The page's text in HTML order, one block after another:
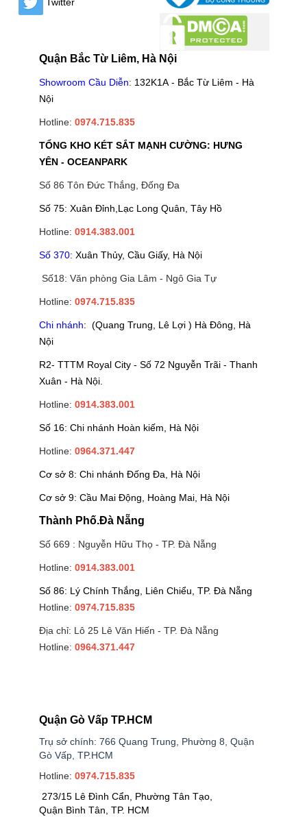
Quận Bắc Từ Liêm, Hà Nội
Showroom Cầu Diễn: 132K1A - Bắc Từ Liêm - Hà
Nội
Hotline: 0974.715.835
TỔNG KHO KÉT SẮT MẠNH CƯỜNG: HƯNG
YÊN - OCEANPARK
Số 86 Tôn Đức Thắng, Đống Đa
Số 75: Xuân Đỉnh,Lạc Long Quân, Tây Hồ
Hotline: 0914.383.001
Số 370: Xuân Thủy, Cầu Giấy, Hà Nội
Số18: Văn phòng Gia Lâm - Ngô Gia Tự
Hotline: 0974.715.835
Chi nhánh: (Quang Trung, Lê Lợi ) Hà Đông, Hà
Nội
R2- TTTM Royal City - Số 72 Nguyễn Trãi - Thanh
Xuân - Hà Nội.
Hotline: 0914.383.001
Số 16: Chi nhánh Hoàn kiếm, Hà Nội
Hotline: 0964.371.447
Cơ sở 8: Chi nhánh Đống Đa, Hà Nội
Cơ sở 9: Cầu Mai Động, Hoàng Mai, Hà Nội
Thành Phố.Đà Nẵng
Số 669 : Nguyễn Hữu Thọ - TP. Đà Nẵng
Hotline: 0914.383.001
Số 86: Lý Chính Thắng, Liên Chiểu, TP. Đà Nẵng
Hotline: 0974.715.835
Địa chỉ: Lô 25 Lê Văn Hiến - TP. Đà Nẵng
Hotline: 0964.371.447
Quận Gò Vấp TP.HCM
Trụ sở chính: 766 Quang Trung, Phường 8, Quận
Gò Vấp, TP.HCM
Hotline: 0974.715.835
273/15 Lê Đình Cẩn, Phường Tân Tạo,
Quận Bình Tân, TP. HCM